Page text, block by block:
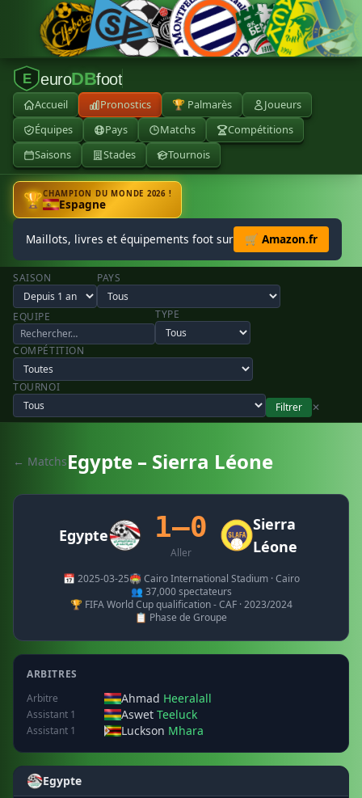
E euroDBfoot
Accueil Pronostics 🏆 Palmarès
Joueurs
Équipes
Pays Matchs
Compétitions
Saisons
Stades Tournois
🏆CHAMPION DU MONDE 2026 !
Espagne
Maillots, livres et équipements foot sur 🛒 Amazon.fr
SAISON PAYS
EQUIPE TYPE
COMPÉTITION
TOURNOI
Filtrer
✕
← MatchsEgypte – Sierra Léone
Egypte 1–0
Aller
Sierra
Léone
📅 2025-03-25🏟️ Cairo International Stadium · Cairo
👥 37,000 spectateurs
🏆 FIFA World Cup qualification - CAF · 2023/2024
📋 Phase de Groupe
ARBITRES
Arbitre
Ahmad Heeralall
Assistant 1 Aswet Teeluck
Assistant 1 Luckson Mhara
Egypte